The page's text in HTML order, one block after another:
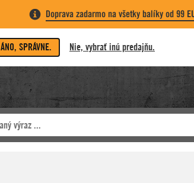
Doprava zadarmo na všetky balíky od 99
ÁNO, SPRÁVNE. Nie, vybrať inú predajňu.